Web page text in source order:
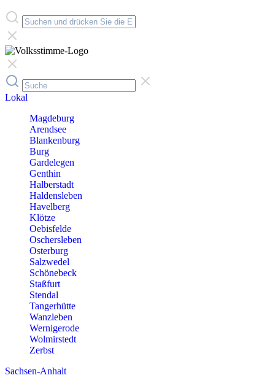
Lokal
Magdeburg
Arendsee
Blankenburg
Burg
Gardelegen
Genthin
Halberstadt
Haldensleben
Havelberg
Klötze
Oebisfelde
Oschersleben
Osterburg
Salzwedel
Schönebeck
Staßfurt
Stendal
Tangerhütte
Wanzleben
Wernigerode
Wolmirstedt
Zerbst
Sachsen-Anhalt